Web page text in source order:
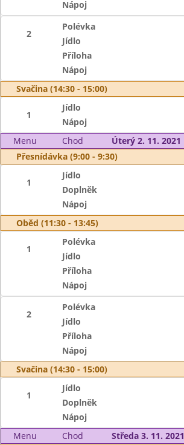
Nápoj
2
Polévka
Jídlo
Příloha
Nápoj
Svačina (14:30 - 15:00)
1
Jídlo
Nápoj
Menu
Chod
Úterý 2. 11. 2021
Přesnídávka (9:00 - 9:30)
1
Jídlo
Doplněk
Nápoj
Oběd (11:30 - 13:45)
1
Polévka
Jídlo
Příloha
Nápoj
2
Polévka
Jídlo
Příloha
Nápoj
Svačina (14:30 - 15:00)
1
Jídlo
Doplněk
Nápoj
Menu
Chod
Středa 3. 11. 2021